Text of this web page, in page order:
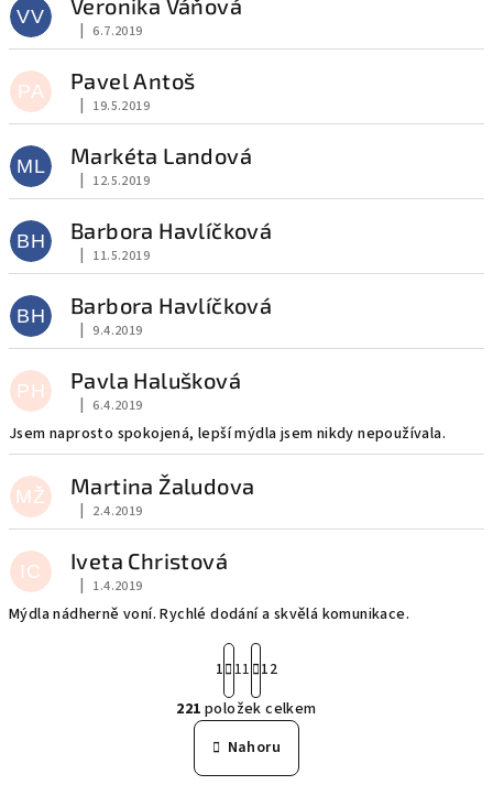
VV Veronika Váňová
Hodnocení obchodu je 5 z 5 hvězdiček.
6.7.2019
PA Pavel Antoš
Hodnocení obchodu je 5 z 5 hvězdiček.
19.5.2019
ML Markéta Landová
Hodnocení obchodu je 5 z 5 hvězdiček.
12.5.2019
BH Barbora Havlíčková
Hodnocení obchodu je 5 z 5 hvězdiček.
11.5.2019
BH Barbora Havlíčková
Hodnocení obchodu je 5 z 5 hvězdiček.
9.4.2019
PH Pavla Halušková
Hodnocení obchodu je 5 z 5 hvězdiček.
6.4.2019
Jsem naprosto spokojená, lepší mýdla jsem nikdy nepoužívala.
MŽ Martina Žaludova
Hodnocení obchodu je 5 z 5 hvězdiček.
2.4.2019
IC Iveta Christová
Hodnocení obchodu je 5 z 5 hvězdiček.
1.4.2019
Mýdla nádherně voní. Rychlé dodání a skvělá komunikace.
O
v
l
S
t
r
á
n
k
o
1 11 12
221 položek celkem
Nahoru